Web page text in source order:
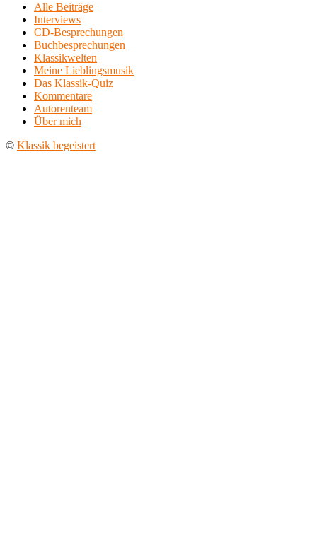
Alle Beiträge
Interviews
CD-Besprechungen
Buchbesprechungen
Klassikwelten
Meine Lieblingsmusik
Das Klassik-Quiz
Kommentare
Autorenteam
Über mich
© Klassik begeistert